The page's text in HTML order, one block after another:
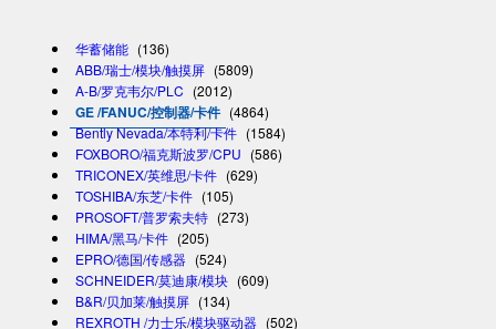
华蓄储能 (136)
ABB/瑞士/模块/触摸屏 (5809)
A-B/罗克韦尔/PLC (2012)
GE /FANUC/控制器/卡件 (4864)
Bently Nevada/本特利/卡件 (1584)
FOXBORO/福克斯波罗/CPU (586)
TRICONEX/英维思/卡件 (629)
TOSHIBA/东芝/卡件 (105)
PROSOFT/普罗索夫特 (273)
HIMA/黑马/卡件 (205)
EPRO/德国/传感器 (524)
SCHNEIDER/莫迪康/模块 (609)
B&R/贝加莱/触摸屏 (134)
REXROTH /力士乐/模块驱动器 (502)